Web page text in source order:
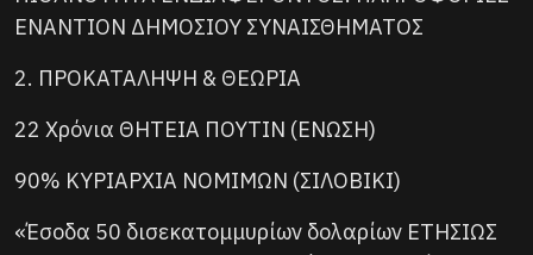
ΕΝΑΝΤΙΟΝ ΔΗΜΟΣΙΟΥ ΣΥΝΑΙΣΘΗΜΑΤΟΣ
2. ΠΡΟΚΑΤΑΛΗΨΗ & ΘΕΩΡΙΑ
22 Χρόνια ΘΗΤΕΙΑ ΠΟΥΤΙΝ (ΕΝΩΣΗ)
90% ΚΥΡΙΑΡΧΙΑ ΝΟΜΙΜΩΝ (ΣΙΛΟΒΙΚΙ)
«Έσοδα 50 δισεκατομμυρίων δολαρίων ΕΤΗΣΙΩΣ